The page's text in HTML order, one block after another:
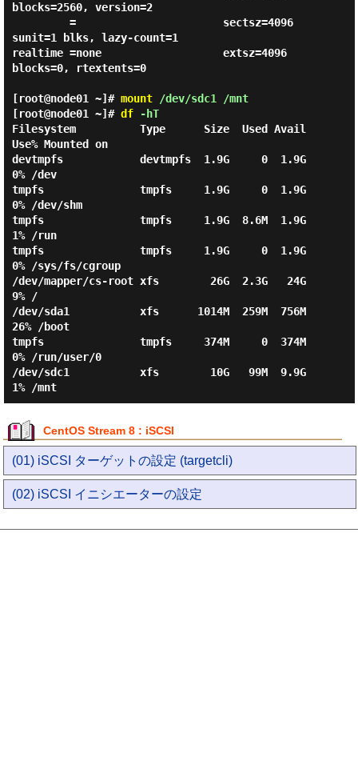
blocks=2560, version=2
sunit=1 blks, lazy-count=1
realtime =none                   extsz=4096
blocks=0, rtextents=0
[root@node01 ~]# mount/dev/sdc1 /mnt
[root@node01 ~]# df-hT
Filesystem          Type      Size  Used Avail
Use% Mounted on
devtmpfs            devtmpfs  1.9G     0  1.9G
0% /dev
tmpfs               tmpfs     1.9G     0  1.9G
0% /dev/shm
tmpfs               tmpfs     1.9G  8.6M  1.9G
1% /run
tmpfs               tmpfs     1.9G     0  1.9G
0% /sys/fs/cgroup
/dev/mapper/cs-root xfs        26G  2.3G   24G
9% /
/dev/sda1           xfs      1014M  259M  756M
26% /boot
tmpfs               tmpfs     374M     0  374M
0% /run/user/0
/dev/sdc1           xfs        10G   99M  9.9G
1% /mnt
CentOS Stream 8 : iSCSI
(01) iSCSI ターゲットの設定 (targetcli)
(02) iSCSI イニシエーターの設定